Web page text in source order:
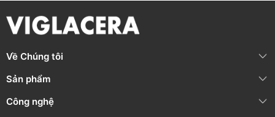
Về Chúng tôi
Sản phẩm
Công nghệ